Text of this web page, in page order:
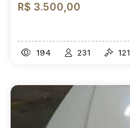
R$ 3.500,00
194 231 121